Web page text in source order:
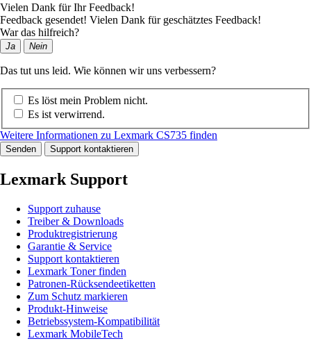
Vielen Dank für Ihr Feedback!
Feedback gesendet! Vielen Dank für geschätztes Feedback!
War das hilfreich?
Ja Nein
Das tut uns leid. Wie können wir uns verbessern?
Es löst mein Problem nicht.
Es ist verwirrend.
Weitere Informationen zu Lexmark CS735 finden
Senden Support kontaktieren
Lexmark Support
Support zuhause
Treiber & Downloads
Produktregistrierung
Garantie & Service
Support kontaktieren
Lexmark Toner finden
Patronen-Rücksendeetiketten
Zum Schutz markieren
Produkt-Hinweise
Betriebssystem-Kompatibilität
Lexmark MobileTech